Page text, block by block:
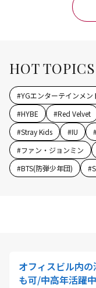
HOT TOPICS
#YGエンターテインメン
#HYBE #Red Velvet
#Stray Kids #IU
#ファン・ジョンミン
#BTS(防弾少年団) #
オフィスビル内
も可/中高年活躍中